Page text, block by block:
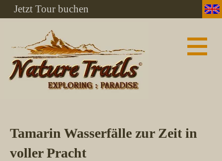
Jetzt Tour buchen
Tamarin Wasserfälle zur Zeit in
voller Pracht